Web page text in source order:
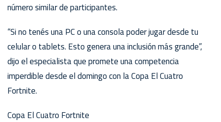
número similar de participantes.
“Si no tenés una PC o una consola poder jugar desde tu
celular o tablets. Esto genera una inclusión más grande”,
dijo el especialista que promete una competencia
imperdible desde el domingo con la Copa El Cuatro
Fortnite.
Copa El Cuatro Fortnite